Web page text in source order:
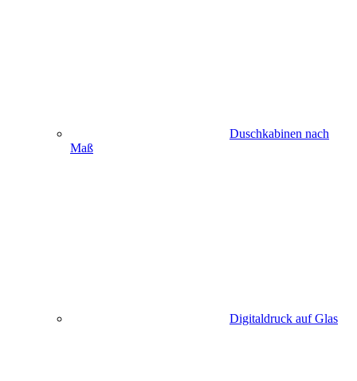
Duschkabinen nach
Maß
Digitaldruck auf Glas